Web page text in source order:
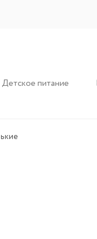
Детское питание